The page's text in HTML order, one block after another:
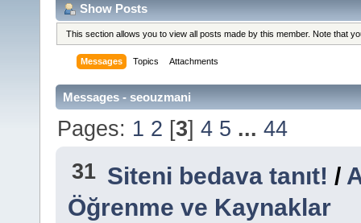
Show Posts
This section allows you to view all posts made by this member. Note that
Messages Topics Attachments
Messages - seouzmani
Pages: 1 2 [3]4 5 ...44
31 Siteni bedava tanıt! /
Öğrenme ve Kaynaklar